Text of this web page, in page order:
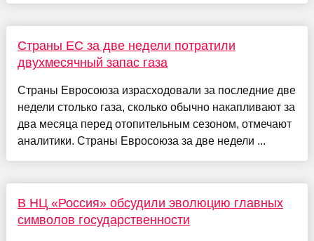
Страны ЕС за две недели потратили
двухмесячный запас газа
Страны Евросоюза израсходовали за последние две
недели столько газа, сколько обычно накапливают за
два месяца перед отопительным сезоном, отмечают
аналитики. Страны Евросоюза за две недели ...
В НЦ «Россия» обсудили эволюцию главных
символов государственности